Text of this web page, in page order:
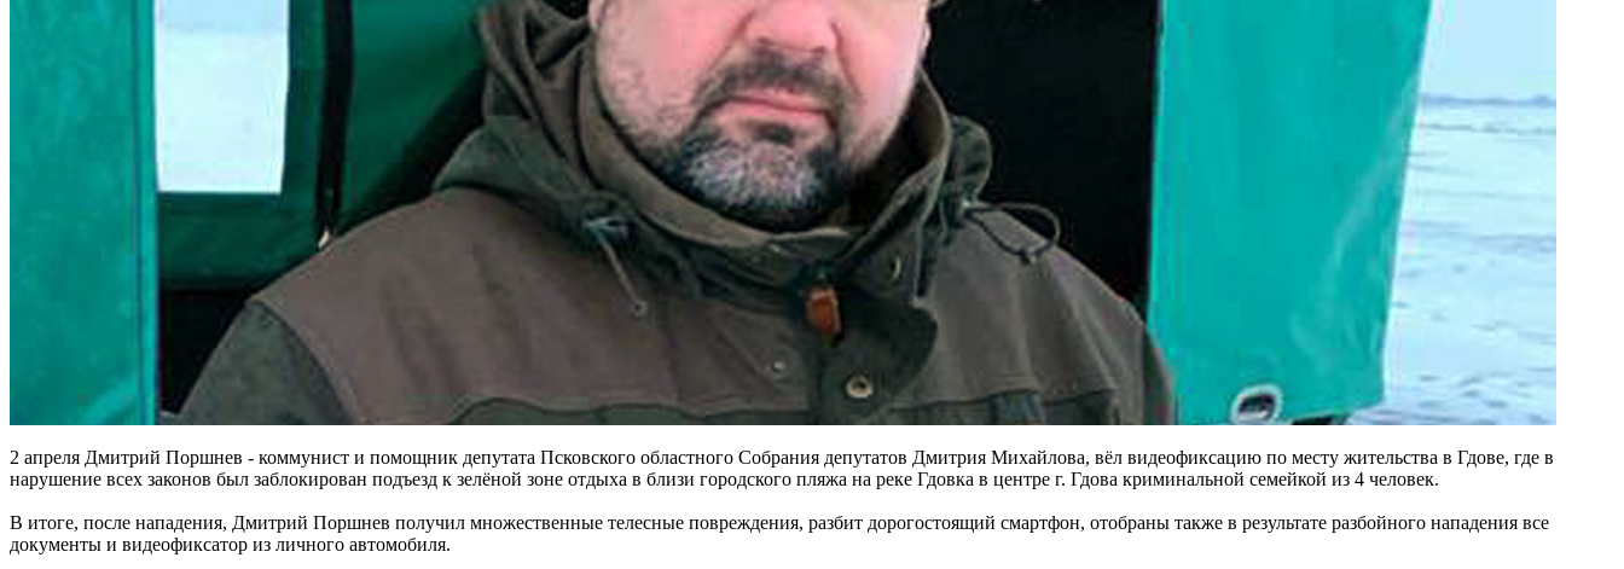
2 апреля Дмитрий Поршнев - коммунист и помощник депутата Псковского областного Собрания депутатов Дмитрия Михайлова, вёл видеофиксацию по месту жительства в Гдове, где в
нарушение всех законов был заблокирован подъезд к зелёной зоне отдыха в близи городского пляжа на реке Гдовка в центре г. Гдова криминальной семейкой из 4 человек.
В итоге, после нападения, Дмитрий Поршнев получил множественные телесные повреждения, разбит дорогостоящий смартфон, отобраны также в результате разбойного нападения все
документы и видеофиксатор из личного автомобиля.